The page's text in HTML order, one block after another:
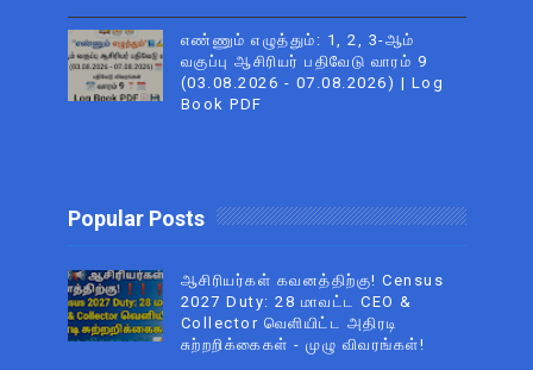
எண்ணும் எழுத்தும்: 1, 2, 3-ஆம்
வகுப்பு ஆசிரியர் பதிவேடு வாரம் 9
(03.08.2026 - 07.08.2026) | Log
Book PDF
Popular Posts
ஆசிரியர்கள் கவனத்திற்கு! Census
2027 Duty: 28 மாவட்ட CEO &
Collector வெளியிட்ட அதிரடி
சுற்றறிக்கைகள் - முழு விவரங்கள்!